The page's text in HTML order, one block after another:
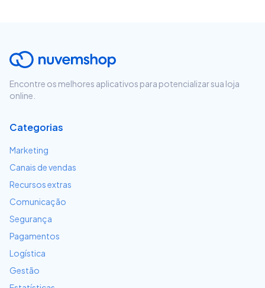
Encontre os melhores aplicativos para potencializar sua loja
online.
Categorias
Marketing
Canais de vendas
Recursos extras
Comunicação
Segurança
Pagamentos
Logística
Gestão